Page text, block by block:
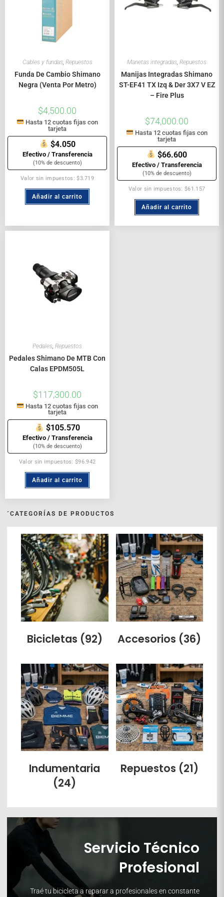
Cables y fundas, Repuestos
Funda De Cambio Shimano
Negra (Venta Por Metro)
$4,500.00
Hasta 12 cuotas fijas con
tarjeta
$4.050
Efectivo / Transferencia
(10% de descuento)
Valor sin impuestos: $3.719
Añadir al carrito
Manetas integradas, Repuestos
Manijas Integradas Shimano
ST-EF41 TX Izq & Der 3X7 V EZ
– Fire Plus
$74,000.00
Hasta 12 cuotas fijas con
tarjeta
$66.600
Efectivo / Transferencia
(10% de descuento)
Valor sin impuestos: $61.157
Añadir al carrito
Pedales Repuestos
Pedales Shimano De MTB Con
Calas EPDM505L
$117,300.00
Hasta 12 cuotas fijas con
tarjeta
$105.570
Efectivo / Transferencia
(10% de descuento)
Valor sin impuestos: $96.942
Añadir al carrito
´CATEGORÍAS DE PRODUCTOS
Bicicletas (92) Accesorios (36)
Indumentaria
(24)
Repuestos (21)
Servicio Técnico
Profesional
Traé tu bicicleta a reparar a profesionales en constante